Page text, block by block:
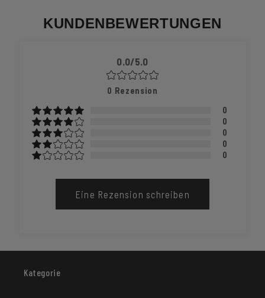
KUNDENBEWERTUNGEN
0.0/5.0
0 Rezension
0
0
0
0
0
Eine Rezension schreiben
Kategorie